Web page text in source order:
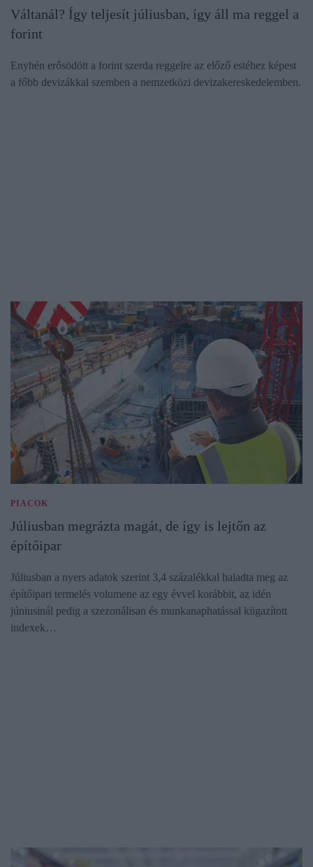
Váltanál? Így teljesít júliusban, így áll ma reggel a
forint
Enyhén erősödött a forint szerda reggelre az előző estéhez képest
a főbb devizákkal szemben a nemzetközi devizakereskedelemben.
PIACOK
Júliusban megrázta magát, de így is lejtőn az
építőipar
Júliusban a nyers adatok szerint 3,4 százalékkal haladta meg az
építőipari termelés volumene az egy évvel korábbit, az idén
júniusinál pedig a szezonálisan és munkanaphatással kiigazított
indexek…